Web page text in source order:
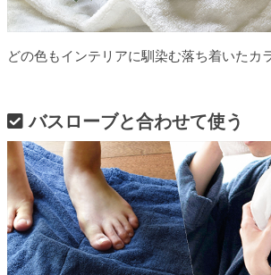
どの色もインテリアに馴染む落ち着いたカ
バスローブと合わせて使う